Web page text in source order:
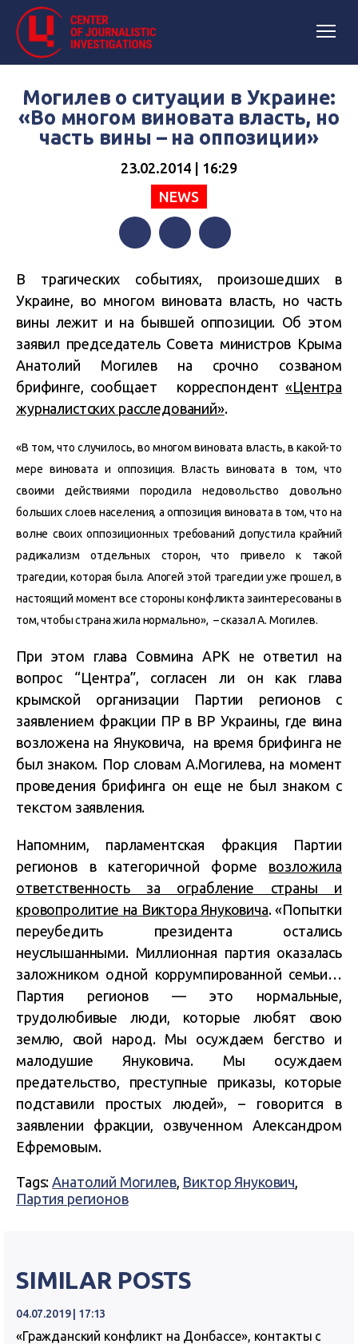
Могилев о ситуации в Украине:
«Во многом виновата власть, но
часть вины – на оппозиции»
23.02.2014 | 16:29
NEWS
В трагических событиях, произошедших в
Украине, во многом виновата власть, но часть
вины лежит и на бывшей оппозиции. Об этом
заявил председатель Совета министров Крыма
Анатолий Могилев на срочно созваном
брифинге, сообщает корреспондент«Центра
журналистских расследований».
«В том, что случилось, во многом виновата власть, в какой-то
мере виновата и оппозиция. Власть виновата в том, что
своими действиями породила недовольство довольно
больших слоев населения, а оппозиция виновата в том, что на
волне своих оппозиционных требований допустила крайний
радикализм отдельных сторон, что привело к такой
трагедии, которая была. Апогей этой трагедии уже прошел, в
настоящий момент все стороны конфликта заинтересованы в
том, чтобы страна жила нормально», – сказал А. Могилев.
При этом глава Совмина АРК не ответил на
вопрос “Центра”, согласен ли он как глава
крымской организации Партии регионов с
заявлением фракции ПР в ВР Украины, где вина
возложена на Януковича, на время брифинга не
был знаком. Пор словам А.Могилева, на момент
проведения брифинга он еще не был знаком с
текстом заявления.
Напомним, парламентская фракция Партии
регионов в категоричной форме возложила
ответственность за ограбление страны и
кровопролитие на Виктора Януковича. «Попытки
переубедить президента остались
неуслышанными. Миллионная партия оказалась
заложником одной коррумпированной семьи…
Партия регионов — это нормальные,
трудолюбивые люди, которые любят свою
землю, свой народ. Мы осуждаем бегство и
малодушие Януковича. Мы осуждаем
предательство, преступные приказы, которые
подставили простых людей», – говорится в
заявлении фракции, озвученном Александром
Ефремовым.
Tags:Анатолий Могилев, Виктор Янукович,
Партия регионов
SIMILAR POSTS
04.07.2019 | 17:13
«Гражданский конфликт на Донбассе», контакты с